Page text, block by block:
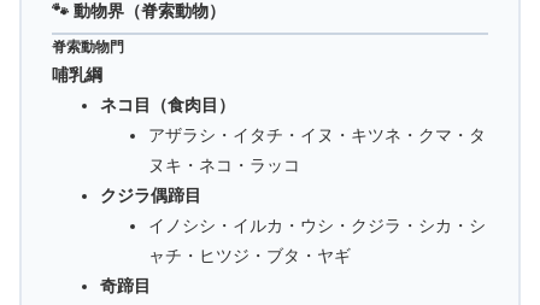
🐾 動物界（脊索動物）
脊索動物門
哺乳綱
ネコ目（食肉目）
アザラシ・イタチ・イヌ・キツネ・クマ・タ
ヌキ・ネコ・ラッコ
クジラ偶蹄目
イノシシ・イルカ・ウシ・クジラ・シカ・シ
ャチ・ヒツジ・ブタ・ヤギ
奇蹄目